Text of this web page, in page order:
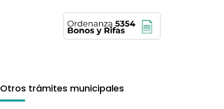
Otros trámites municipales